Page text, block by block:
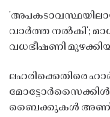
'അപകടാവസ്ഥയിലായ
വാർത്ത നൽകി';
വധഭീഷണി
ലഹരിക്കെതിരെ
മോട്ടോർസൈക്കിൾ
ബൈക്കുകൾ